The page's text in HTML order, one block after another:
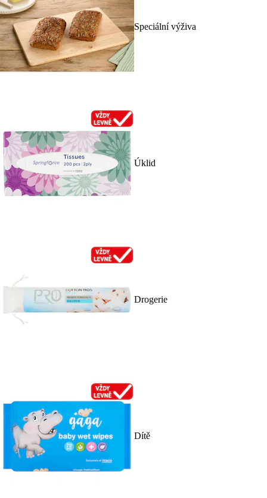
Speciální výživa
Úklid
Drogerie
Dítě